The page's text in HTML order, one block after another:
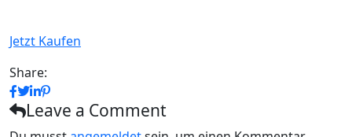
Jetzt Kaufen
Share:
Leave a Comment